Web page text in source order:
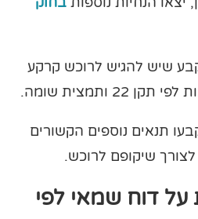
שיש להגיש לרוכש קרקע
ותמצית שומה.
תנאים נוספים הקשורים
שיקופם לרוכש.
דוח שמאי לפי